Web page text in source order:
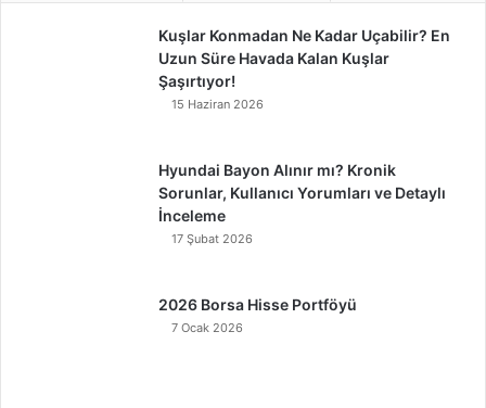
Kuşlar Konmadan Ne Kadar Uçabilir? En
Uzun Süre Havada Kalan Kuşlar
Şaşırtıyor!
15 Haziran 2026
Hyundai Bayon Alınır mı? Kronik
Sorunlar, Kullanıcı Yorumları ve Detaylı
İnceleme
17 Şubat 2026
2026 Borsa Hisse Portföyü
7 Ocak 2026